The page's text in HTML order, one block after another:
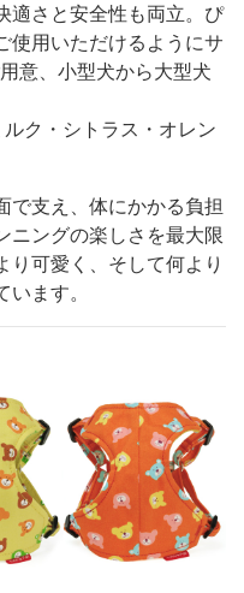
適さと安全性も両立。ぴ
使用いただけるようにサ
意、小型犬から大型犬
ク・シトラス・オレン
で支え、体にかかる負担
ニングの楽しさを最大限
り可愛く、そして何より
ます。